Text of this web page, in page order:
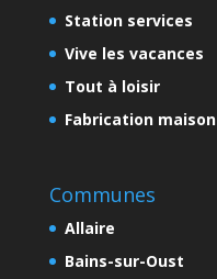
Station services
Vive les vacances
Tout à loisir
Fabrication maison
Communes
Allaire
Bains-sur-Oust